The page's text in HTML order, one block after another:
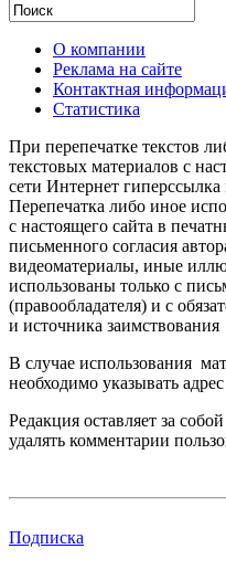
О компании
Реклама на сайте
Контактная
Статистика
При перепечатке текстов
текстовых материалов с
сети Интернет гиперссылка
Перепечатка либо иное
с настоящего сайта в
письменного согласия
видеоматериалы, иные
использованы только с
(правообладателя) и с
и источника заимствования
В случае использования
необходимо указывать адрес
Редакция оставляет за
удалять комментарии
Подписка